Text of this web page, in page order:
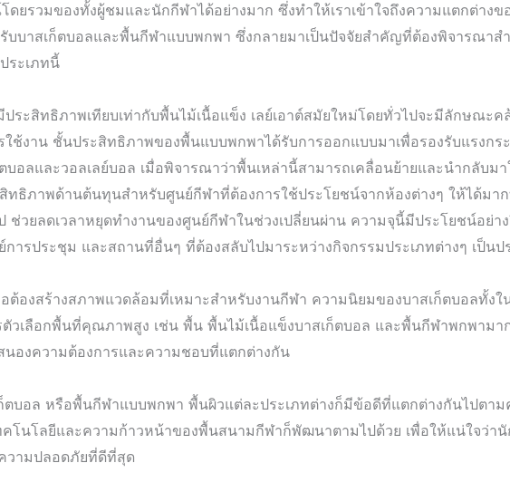
รวมของทั้งผู้ชมและนักกีฬาได้อย่างมาก ซึ่งทำให้เราเข้าใจถึงความแตกต่างข
บบาสเก็ตบอลและพื้นกีฬาแบบพกพา ซึ่งกลายมาเป็นปัจจัยสำคัญที่ต้องพิจารณาส
ระเภทนี้
ะสิทธิภาพเทียบเท่ากับพื้นไม้เนื้อแข็ง เลย์เอาต์สมัยใหม่โดยทั่วไปจะมีลักษณะค
ช้งาน ชั้นประสิทธิภาพของพื้นแบบพกพาได้รับการออกแบบมาเพื่อรองรับแรงกร
บอลและวอลเลย์บอล เมื่อพิจารณาว่าพื้นเหล่านี้สามารถเคลื่อนย้ายและนำกลับม
ทธิภาพด้านต้นทุนสำหรับศูนย์กีฬาที่ต้องการใช้ประโยชน์จากห้องต่างๆ ให้ได้มา
ช่วยลดเวลาหยุดทำงานของศูนย์กีฬาในช่วงเปลี่ยนผ่าน ความจุนี้มีประโยชน์อย่า
ารประชุม และสถานที่อื่นๆ ที่ต้องสลับไปมาระหว่างกิจกรรมประเภทต่างๆ เป็นป
ต้องสร้างสภาพแวดล้อมที่เหมาะสำหรับงานกีฬา ความนิยมของบาสเก็ตบอลทั้งใ
วเลือกพื้นที่คุณภาพสูง เช่น พื้น พื้นไม้เนื้อแข็งบาสเก็ตบอล และพื้นกีฬาพกพามา
องความต้องการและความชอบที่แตกต่างกัน
ตบอล หรือพื้นกีฬาแบบพกพา พื้นผิวแต่ละประเภทต่างก็มีข้อดีที่แตกต่างกันไปตาม
คโนโลยีและความก้าวหน้าของพื้นสนามกีฬาก็พัฒนาตามไปด้วย เพื่อให้แน่ใจว่า
วามปลอดภัยที่ดีที่สุด